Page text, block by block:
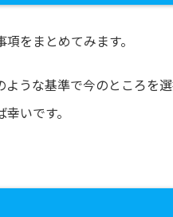
をまとめてみます。
ような基準で今のところを
いです。